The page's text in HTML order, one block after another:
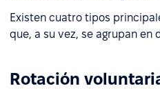
Existen cuatro tipos
que, a su vez, se agrupan en
Rotación